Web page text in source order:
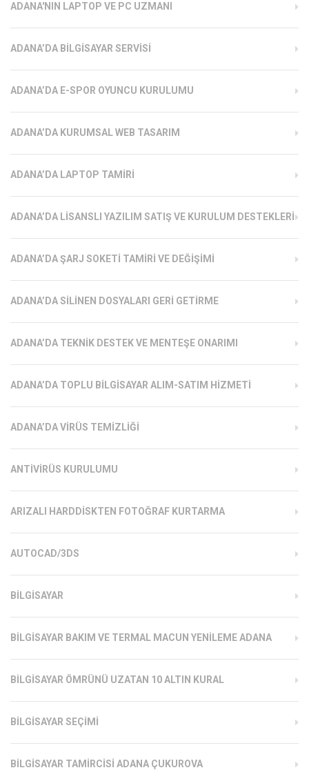
ADANA'NIN LAPTOP VE PC UZMANI
ADANA’DA BILGISAYAR SERVISI
ADANA’DA E-SPOR OYUNCU KURULUMU
ADANA’DA KURUMSAL WEB TASARIM
ADANA’DA LAPTOP TAMIRI
ADANA’DA LISANSLI YAZILIM SATIŞ VE KURULUM DESTEKLERI
ADANA’DA ŞARJ SOKETI TAMIRI VE DEĞIŞIMI
ADANA’DA SILINEN DOSYALARI GERI GETIRME
ADANA’DA TEKNIK DESTEK VE MENTEŞE ONARIMI
ADANA’DA TOPLU BILGISAYAR ALIM-SATIM HIZMETI
ADANA’DA VIRÜS TEMIZLIĞI
ANTIVIRÜS KURULUMU
ARIZALI HARDDISKTEN FOTOĞRAF KURTARMA
AUTOCAD/3DS
BILGISAYAR
BILGISAYAR BAKIM VE TERMAL MACUN YENILEME ADANA
BILGISAYAR ÖMRÜNÜ UZATAN 10 ALTIN KURAL
BILGISAYAR SEÇIMI
BILGISAYAR TAMIRCISI ADANA ÇUKUROVA